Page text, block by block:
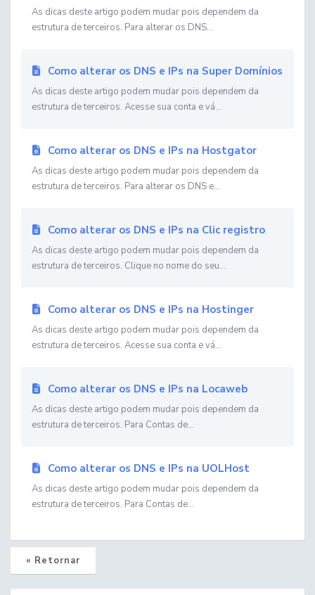
As dicas deste artigo podem mudar pois dependem da
estrutura de terceiros. Para alterar os DNS...
Como alterar os DNS e IPs na Super Domínios
As dicas deste artigo podem mudar pois dependem da
estrutura de terceiros. Acesse sua conta e vá...
Como alterar os DNS e IPs na Hostgator
As dicas deste artigo podem mudar pois dependem da
estrutura de terceiros. Para alterar os DNS e...
Como alterar os DNS e IPs na Clic registro
As dicas deste artigo podem mudar pois dependem da
estrutura de terceiros. Clique no nome do seu...
Como alterar os DNS e IPs na Hostinger
As dicas deste artigo podem mudar pois dependem da
estrutura de terceiros. Acesse sua conta e vá...
Como alterar os DNS e IPs na Locaweb
As dicas deste artigo podem mudar pois dependem da
estrutura de terceiros. Para Contas de...
Como alterar os DNS e IPs na UOLHost
As dicas deste artigo podem mudar pois dependem da
estrutura de terceiros. Para Contas de...
« Retornar